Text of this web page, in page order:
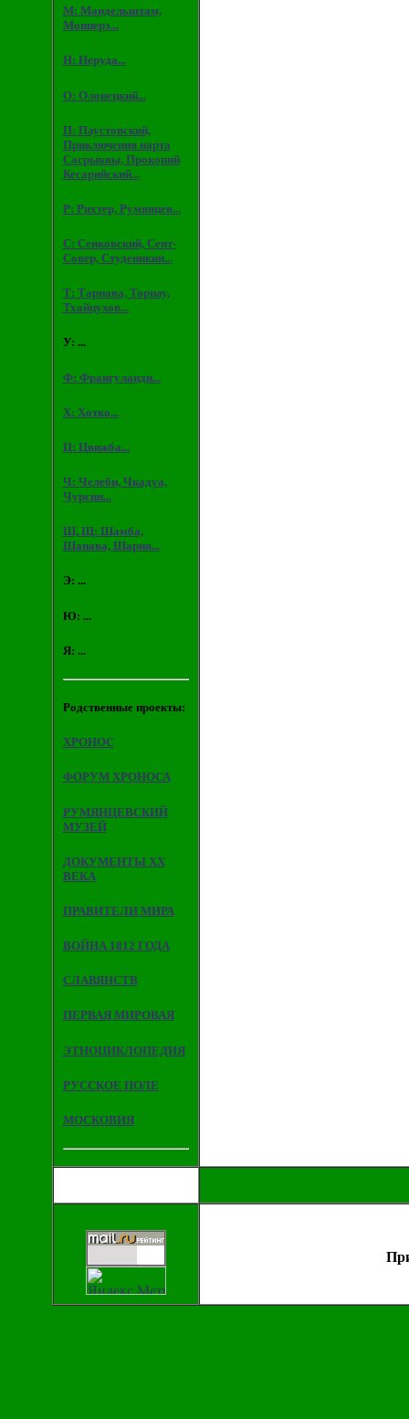
М: Мандельштам,
Монперэ...
Н: Неруда...
О: Олонецкий...
П: Паустовский,
Приключения нарта
Сасрыквы, Прокопий
Кесарийский...
Р: Рихтер, Румянцев...
С: Сенковский, Сент-
Совер, Студеникин...
Т: Тарнава, Торнау,
Тхайцухов...
У: ...
Ф: Франгуланди...
Х: Хотко...
Ц: Цвижба...
Ч: Челеби, Чкадуа,
Чурсин...
Ш, Щ: Шамба,
Шанава, Шария...
Э: ...
Ю: ...
Я: ...
Родственные проекты:
ХРОНОС
ФОРУМ ХРОНОСА
РУМЯНЦЕВСКИЙ
МУЗЕЙ
ДОКУМЕНТЫ XX
ВЕКА
ПРАВИТЕЛИ МИРА
ВОЙНА 1812 ГОДА
СЛАВЯНСТВ
ПЕРВАЯ МИРОВАЯ
ЭТНОЦИКЛОПЕДИЯ
РУССКОЕ ПОЛЕ
МОСКОВИЯ